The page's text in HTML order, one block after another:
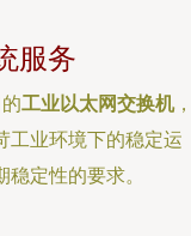
服务
工业以太网交换机
工业环境下的稳定运
定性的要求。